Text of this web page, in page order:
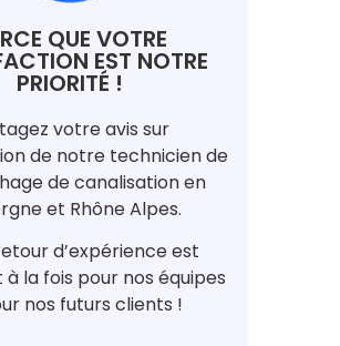
QUE VOTRE
EST NOTRE
PRIORITÉ !
votre avis sur
de notre technicien de
de canalisation en
et Rhône Alpes.
d’expérience est
la fois pour nos équipes
nos futurs clients !